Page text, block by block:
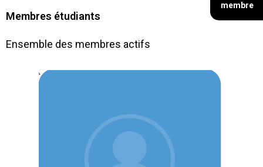
Membres étudiants
Ensemble des membres actifs
membre